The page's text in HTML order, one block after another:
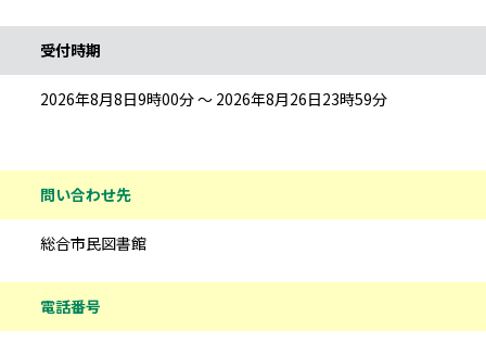
受付時期
2026年8月8日9時00分 ～ 2026年8月26日23時59分
問い合わせ先
総合市民図書館
電話番号